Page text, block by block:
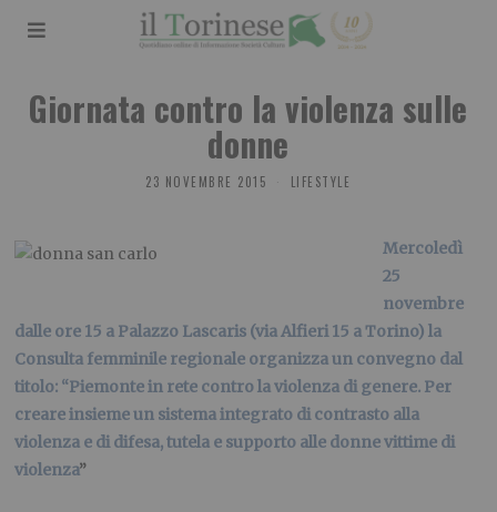
Giornata contro la violenza sulle
donne
23 NOVEMBRE 2015 LIFESTYLE
Mercoledì
25
novembre
dalle ore 15 a Palazzo Lascaris (via Alfieri 15 a Torino) la
Consulta femminile regionale organizza un convegno dal
titolo: “Piemonte in rete contro la violenza di genere. Per
creare insieme un sistema integrato di contrasto alla
violenza e di difesa, tutela e supporto alle donne vittime di
violenza”